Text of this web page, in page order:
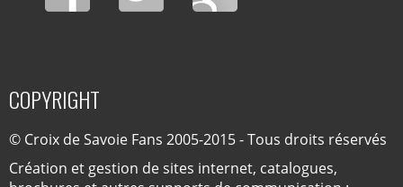
COPYRIGHT
© Croix de Savoie Fans 2005-2015 - Tous droits réservés
Création et gestion de sites internet, catalogues,